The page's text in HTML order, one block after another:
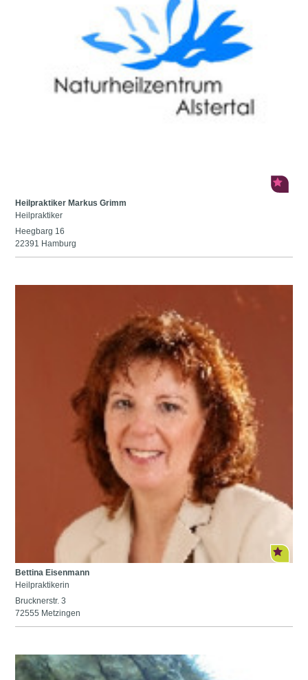
Heilpraktiker Markus Grimm
Heilpraktiker
Heegbarg 16
22391 Hamburg
Bettina Eisenmann
Heilpraktikerin
Brucknerstr. 3
72555 Metzingen